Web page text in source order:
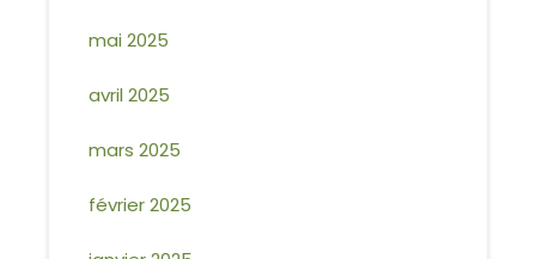
mai 2025
avril 2025
mars 2025
février 2025